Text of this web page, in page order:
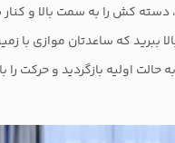
دسته کش را به سمت بالا و
ببرید که ساعدتان موازی با
اولیه بازگردید و حرکت را